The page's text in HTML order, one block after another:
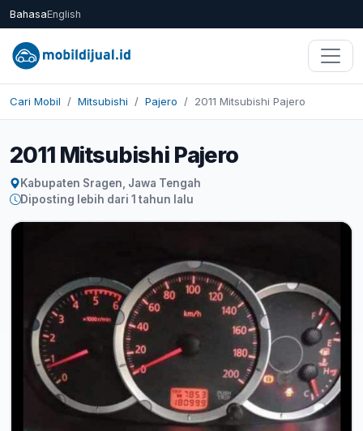
BahasaEnglish
Cari Mobil Mitsubishi Pajero 2011 Mitsubishi Pajero
2011 Mitsubishi Pajero
Kabupaten Sragen, Jawa Tengah
Diposting lebih dari 1 tahun lalu